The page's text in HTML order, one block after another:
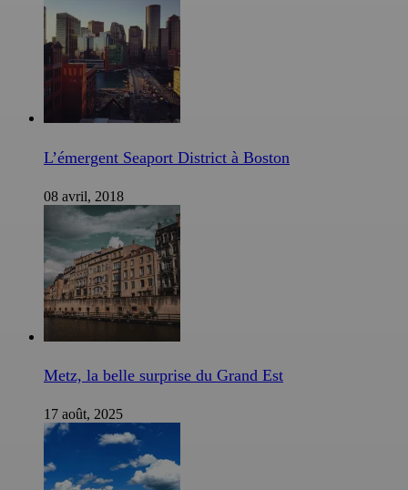
L’émergent Seaport District à Boston
08 avril, 2018
Metz, la belle surprise du Grand Est
17 août, 2025